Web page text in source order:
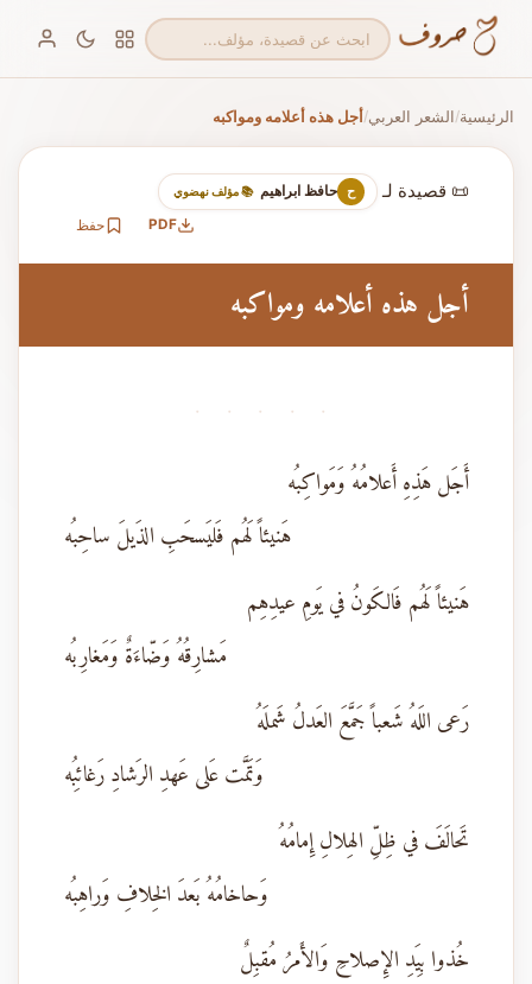
الرئيسية/الشعر العربي/أجل هذه أعلامه ومواكبه
📜 قصيدة لـ ح حافظ ابراهيم 📚 مؤلف نهضوي
PDF حفظ
أجل هذه أعلامه ومواكبه
· · · · ·
أَجَل هَذِهِ أَعلامُهُ وَمَواكِبُه
هَنيئاً لَهُم فَليَسحَبِ الذَيلَ ساحِبُه
هَنيئاً لَهُم فَالكَونُ في يَومِ عيدِهِم
مَشارِقُهُ وَضّاءَةٌ وَمَغارِبُه
رَعى اللَهُ شَعباً جَمَّعَ العَدلُ شَملَهُ
وَتَمَّت عَلى عَهدِ الرَشادِ رَغائِبُه
تَحالَفَ في ظِلِّ الهِلالِ إِمامُهُ
وَحاخامُهُ بَعدَ الخِلافِ وَراهِبُه
خُذوا بِيَدِ الإِصلاحِ وَالأَمرُ مُقبِلٌ